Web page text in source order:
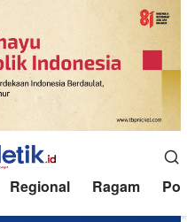
Regional Ragam